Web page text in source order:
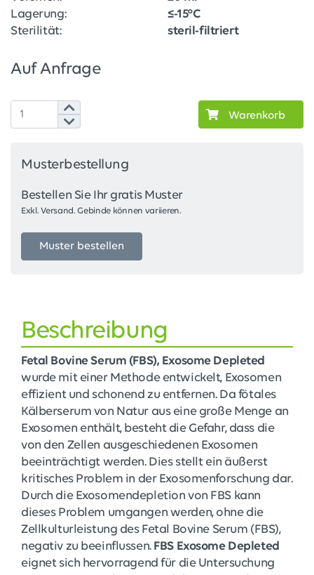
Lagerung:
≤-15°C
Sterilität:
steril-filtriert
Auf Anfrage
Warenkorb
Musterbestellung
Bestellen Sie Ihr gratis Muster
Exkl. Versand. Gebinde können variieren.
Muster bestellen
Beschreibung
Fetal Bovine Serum (FBS), Exosome Depleted
wurde mit einer Methode entwickelt, Exosomen
effizient und schonend zu entfernen. Da fötales
Kälberserum von Natur aus eine große Menge an
Exosomen enthält, besteht die Gefahr, dass die
von den Zellen ausgeschiedenen Exosomen
beeinträchtigt werden. Dies stellt ein äußerst
kritisches Problem in der Exosomenforschung dar.
Durch die Exosomendepletion von FBS kann
dieses Problem umgangen werden, ohne die
Zellkulturleistung des Fetal Bovine Serum (FBS),
negativ zu beeinflussen. FBS Exosome Depleted
eignet sich hervorragend für die Untersuchung